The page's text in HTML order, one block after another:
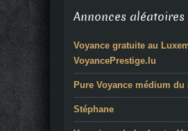
Annonces aléatoires
Voyance gratuite au
VoyancePrestige.lu
Pure Voyance médium
Stéphane